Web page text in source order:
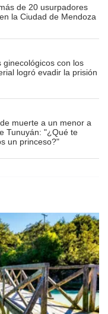
de 20 usurpadores
la Ciudad de Mendoza
ginecológicos con los
logró evadir la prisión
muerte a un menor a
Tunuyán: "¿Qué te
un princeso?"